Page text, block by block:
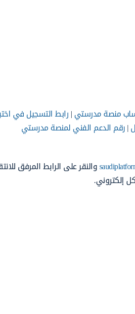
منصة مدرستي|رابط التسجيل في
|رقم الدعم الفني لمنصة مدرستي
والنقر على الرابط المرفق
إلكتروني.